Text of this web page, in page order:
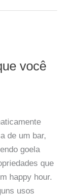
você
de um bar,
goela
que
happy hour.
usos